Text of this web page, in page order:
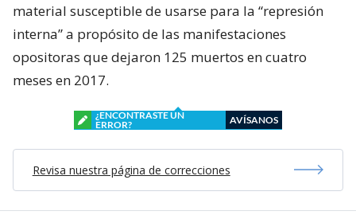
material susceptible de usarse para la “represión
interna” a propósito de las manifestaciones
opositoras que dejaron 125 muertos en cuatro
meses en 2017.
¿ENCONTRASTE UN
ERROR?
AVÍSANOS
Revisa nuestra página de correcciones